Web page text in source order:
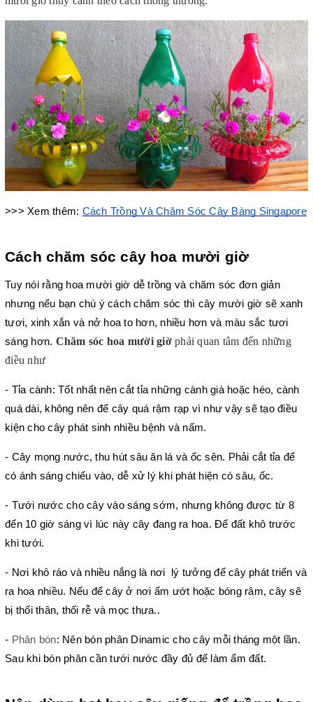
>>> Xem thêm: Cách Trồng Và Chăm Sóc Cây Bàng Singapore
Cách chăm sóc cây hoa mười giờ
Tuy nói rằng hoa mười giờ dễ trồng và chăm sóc đơn giản
nhưng nếu bạn chú ý cách chăm sóc thì cây mười giờ sẽ xanh
tươi, xinh xắn và nở hoa to hơn, nhiều hơn và màu sắc tươi
sáng hơn. Chăm sóc hoa mười giờ phải quan tâm đến những
điều như
- Tỉa cành: Tốt nhất nên cắt tỉa những cành già hoặc héo, cành
quá dài, không nên để cây quá rậm rạp vì như vậy sẽ tạo điều
kiện cho cây phát sinh nhiều bệnh và nấm.
- Cây mọng nước, thu hút sâu ăn lá và ốc sên. Phải cắt tỉa để
có ánh sáng chiếu vào, dễ xử lý khi phát hiện có sâu, ốc.
- Tưới nước cho cây vào sáng sớm, nhưng không được từ 8
đến 10 giờ sáng vì lúc này cây đang ra hoa. Để đất khô trước
khi tưới.
- Nơi khô ráo và nhiều nắng là nơi  lý tưởng để cây phát triển và
ra hoa nhiều. Nếu để cây ở nơi ẩm ướt hoặc bóng râm, cây sẽ
bị thối thân, thối rễ và mọc thưa..
- Phân bón: Nên bón phân Dinamic cho cây mỗi tháng một lần.
Sau khi bón phân cần tưới nước đầy đủ để làm ẩm đất.